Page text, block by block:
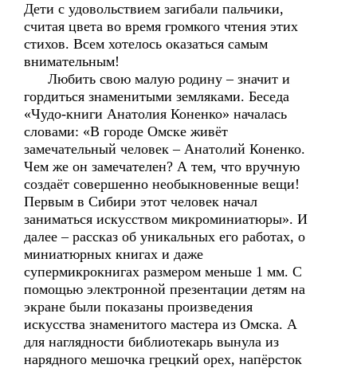
Дети с удовольствием загибали пальчики,
считая цвета во время громкого чтения этих
стихов. Всем хотелось оказаться самым
внимательным!
Любить свою малую родину – значит и
гордиться знаменитыми земляками. Беседа
«Чудо-книги Анатолия Коненко» началась
словами: «В городе Омске живёт
замечательный человек – Анатолий Коненко.
Чем же он замечателен? А тем, что вручную
создаёт совершенно необыкновенные вещи!
Первым в Сибири этот человек начал
заниматься искусством микроминиатюры». И
далее – рассказ об уникальных его работах, о
миниатюрных книгах и даже
супермикрокнигах размером меньше 1 мм. С
помощью электронной презентации детям на
экране были показаны произведения
искусства знаменитого мастера из Омска. А
для наглядности библиотекарь вынула из
нарядного мешочка грецкий орех, напёрсток